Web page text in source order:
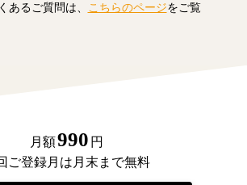
あるご質問は、
こちらのページをご覧
月額990 円
ご登録月は月末まで無料